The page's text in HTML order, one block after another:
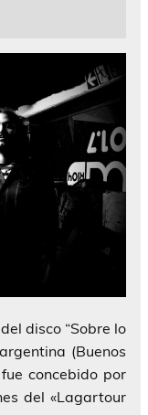
disco “Sobre lo
(Buenos
concebido por
del «Lagartour